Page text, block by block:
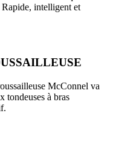
Rapide, intelligent et
McConnel va
tondeuses à bras